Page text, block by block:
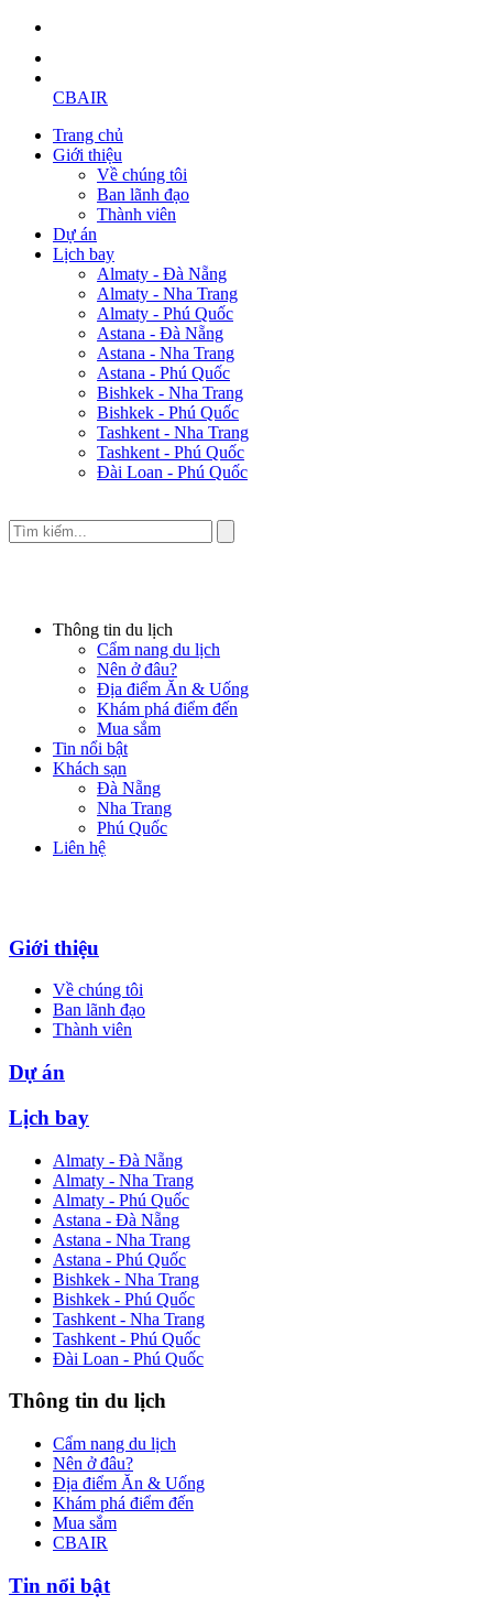
CBAIR
Trang chủ
Giới thiệu
Về chúng tôi
Ban lãnh đạo
Thành viên
Dự án
Lịch bay
Almaty - Đà Nẵng
Almaty - Nha Trang
Almaty - Phú Quốc
Astana - Đà Nẵng
Astana - Nha Trang
Astana - Phú Quốc
Bishkek - Nha Trang
Bishkek - Phú Quốc
Tashkent - Nha Trang
Tashkent - Phú Quốc
Đài Loan - Phú Quốc
Thông tin du lịch
Cẩm nang du lịch
Nên ở đâu?
Địa điểm Ăn & Uống
Khám phá điểm đến
Mua sắm
Tin nổi bật
Khách sạn
Đà Nẵng
Nha Trang
Phú Quốc
Liên hệ
Giới thiệu
Về chúng tôi
Ban lãnh đạo
Thành viên
Dự án
Lịch bay
Almaty - Đà Nẵng
Almaty - Nha Trang
Almaty - Phú Quốc
Astana - Đà Nẵng
Astana - Nha Trang
Astana - Phú Quốc
Bishkek - Nha Trang
Bishkek - Phú Quốc
Tashkent - Nha Trang
Tashkent - Phú Quốc
Đài Loan - Phú Quốc
Thông tin du lịch
Cẩm nang du lịch
Nên ở đâu?
Địa điểm Ăn & Uống
Khám phá điểm đến
Mua sắm
CBAIR
Tin nổi bật